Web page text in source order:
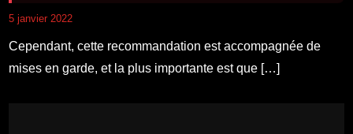
5 janvier 2022
Cependant, cette recommandation est accompagnée de
mises en garde, et la plus importante est que […]